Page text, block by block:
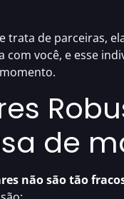
trata de parceiras,
com você, e esse
de
não são tão